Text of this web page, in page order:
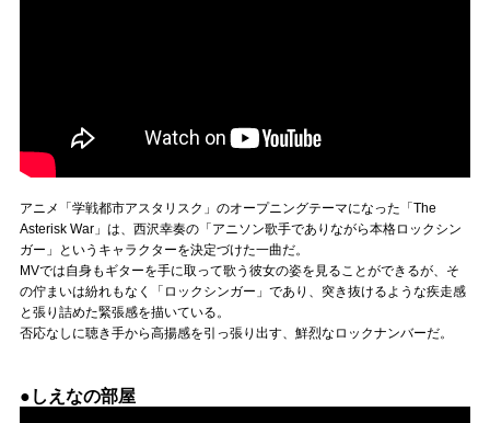
アニメ「学戦都市アスタリスク」のオープニングテーマになった「The
Asterisk War」は、西沢幸奏の「アニソン歌手でありながら本格ロックシン
ガー」というキャラクターを決定づけた一曲だ。
MVでは自身もギターを手に取って歌う彼女の姿を見ることができるが、そ
の佇まいは紛れもなく「ロックシンガー」であり、突き抜けるような疾走感
と張り詰めた緊張感を描いている。
否応なしに聴き手から高揚感を引っ張り出す、鮮烈なロックナンバーだ。
●しえなの部屋